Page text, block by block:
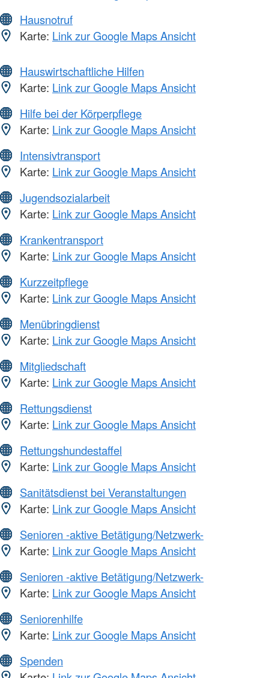
Hausnotruf
Karte: Link zur Google Maps Ansicht
Hauswirtschaftliche Hilfen
Karte: Link zur Google Maps Ansicht
Hilfe bei der Körperpflege
Karte: Link zur Google Maps Ansicht
Intensivtransport
Karte: Link zur Google Maps Ansicht
Jugendsozialarbeit
Karte: Link zur Google Maps Ansicht
Krankentransport
Karte: Link zur Google Maps Ansicht
Kurzzeitpflege
Karte: Link zur Google Maps Ansicht
Menübringdienst
Karte: Link zur Google Maps Ansicht
Mitgliedschaft
Karte: Link zur Google Maps Ansicht
Rettungsdienst
Karte: Link zur Google Maps Ansicht
Rettungshundestaffel
Karte: Link zur Google Maps Ansicht
Sanitätsdienst bei Veranstaltungen
Karte: Link zur Google Maps Ansicht
Senioren -aktive Betätigung/Netzwerk-
Karte: Link zur Google Maps Ansicht
Senioren -aktive Betätigung/Netzwerk-
Karte: Link zur Google Maps Ansicht
Seniorenhilfe
Karte: Link zur Google Maps Ansicht
Spenden